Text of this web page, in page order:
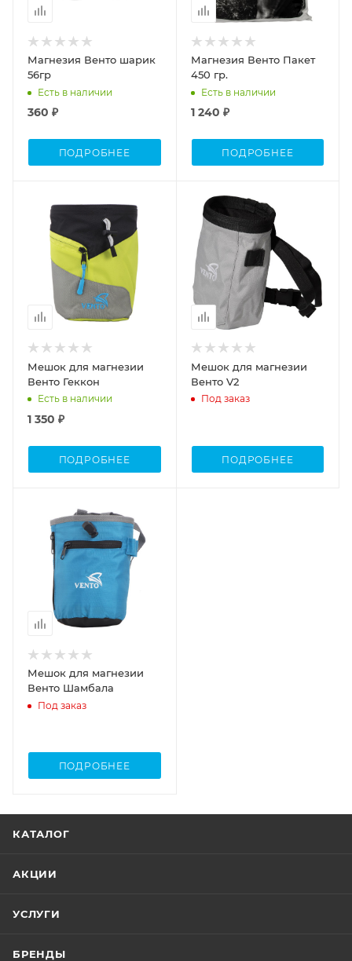
Магнезия Венто шарик
56гр
Есть в наличии
360 ₽
ПОДРОБНЕЕ
Магнезия Венто Пакет
450 гр.
Есть в наличии
1 240 ₽
ПОДРОБНЕЕ
Мешок для магнезии
Венто Геккон
Есть в наличии
1 350 ₽
ПОДРОБНЕЕ
Мешок для магнезии
Венто V2
Под заказ
ПОДРОБНЕЕ
Мешок для магнезии
Венто Шамбала
Под заказ
ПОДРОБНЕЕ
КАТАЛОГ
АКЦИИ
УСЛУГИ
БРЕНДЫ